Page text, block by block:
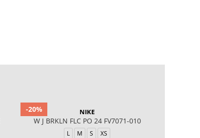
-20% NIKE
W J BRKLN FLC PO 24 FV7071-010
L M S XS